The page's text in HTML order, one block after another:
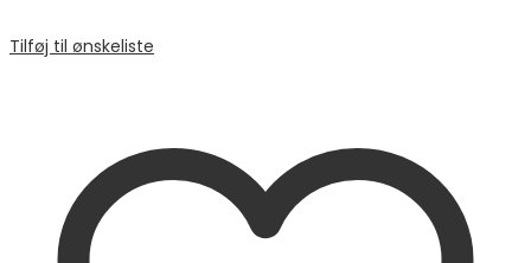
Tilføj til ønskeliste